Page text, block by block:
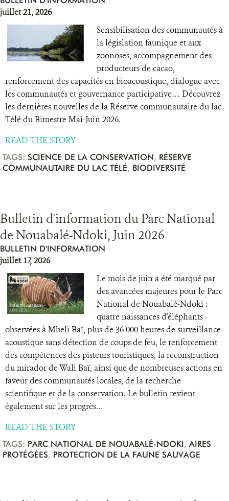
juillet 21, 2026
Sensibilisation des communautés à
la législation faunique et aux
zoonoses, accompagnement des
producteurs de cacao,
renforcement des capacités en bioacoustique, dialogue avec
les communautés et gouvernance participative… Découvrez
les dernières nouvelles de la Réserve communautaire du lac
Télé du Bimestre Mai-Juin 2026.
READ THE STORY
TAGS: SCIENCE DE LA CONSERVATION, RÉSERVE
COMMUNAUTAIRE DU LAC TÉLÉ, BIODIVERSITÉ
Bulletin d'information du Parc National
de Nouabalé-Ndoki, Juin 2026
BULLETIN D'INFORMATION
juillet 17, 2026
Le mois de juin a été marqué par
des avancées majeures pour le Parc
National de Nouabalé-Ndoki :
quatre naissances d'éléphants
observées à Mbeli Baï, plus de 36 000 heures de surveillance
acoustique sans détection de coups de feu, le renforcement
des compétences des pisteurs touristiques, la reconstruction
du mirador de Wali Baï, ainsi que de nombreuses actions en
faveur des communautés locales, de la recherche
scientifique et de la conservation. Le bulletin revient
également sur les progrès...
READ THE STORY
TAGS: PARC NATIONAL DE NOUABALÉ-NDOKI, AIRES
PROTÉGÉES, PROTECTION DE LA FAUNE SAUVAGE